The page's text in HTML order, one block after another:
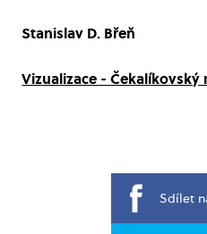
Stanislav D. Břeň
Vizualizace - Čekalíkovský
Sdílet